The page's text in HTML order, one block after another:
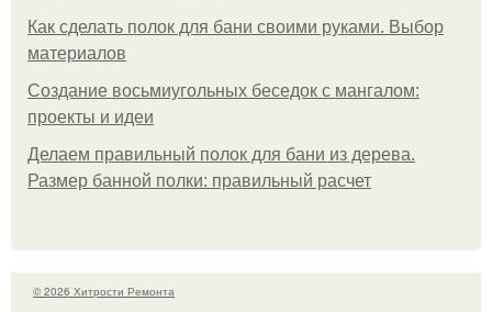
Как сделать полок для бани своими руками. Выбор
материалов
Создание восьмиугольных беседок с мангалом:
проекты и идеи
Делаем правильный полок для бани из дерева.
Размер банной полки: правильный расчет
© 2026 Хитрости Ремонта